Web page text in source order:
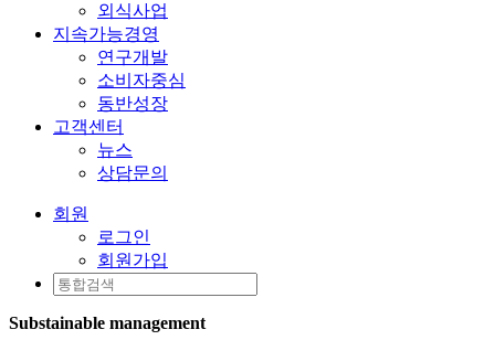
외식사업
지속가능경영
연구개발
소비자중심
동반성장
고객센터
뉴스
상담문의
회원
로그인
회원가입
Substainable management